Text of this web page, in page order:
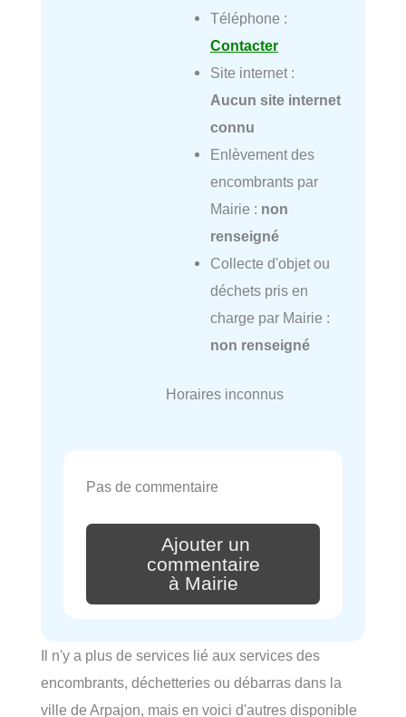
Téléphone :
Contacter
Site internet :
Aucun site internet
connu
Enlèvement des
encombrants par
Mairie : non
renseigné
Collecte d'objet ou
déchets pris en
charge par Mairie :
non renseigné
Horaires inconnus
Pas de commentaire
Ajouter un
commentaire
à Mairie
Il n'y a plus de services lié aux services des
encombrants, déchetteries ou débarras dans la
ville de Arpajon, mais en voici d'autres disponible